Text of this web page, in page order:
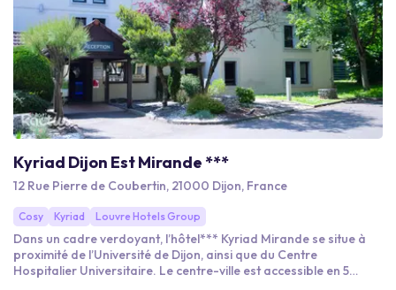
Kyriad Dijon Est Mirande ***
12 Rue Pierre de Coubertin, 21000 Dijon, France
Cosy Kyriad Louvre Hotels Group
Dans un cadre verdoyant, l’hôtel*** Kyriad Mirande se situe à
proximité de l’Université de Dijon, ainsi que du Centre
Hospitalier Universitaire. Le centre-ville est accessible en 5